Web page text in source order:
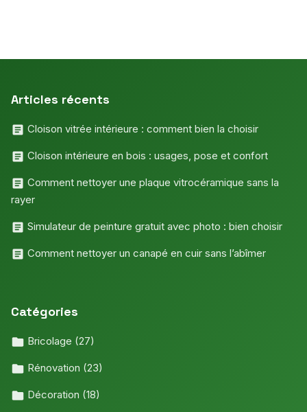
Articles récents
Cloison vitrée intérieure : comment bien la choisir
Cloison intérieure en bois : usages, pose et confort
Comment nettoyer une plaque vitrocéramique sans la
rayer
Simulateur de peinture gratuit avec photo : bien choisir
Comment nettoyer un canapé en cuir sans l’abîmer
Catégories
Bricolage (27)
Rénovation (23)
Décoration (18)